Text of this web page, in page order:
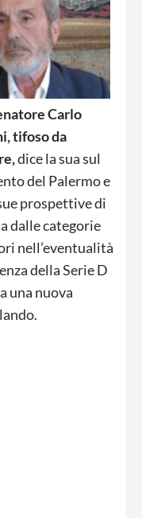
Carlo
tifoso da
dice la sua sul
del Palermo e
prospettive di
dalle categorie
nell’eventualità
della Serie D
una nuova